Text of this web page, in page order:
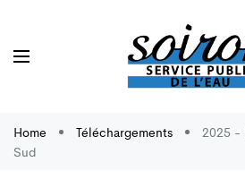
Home Téléchargements
2025 -
Sud